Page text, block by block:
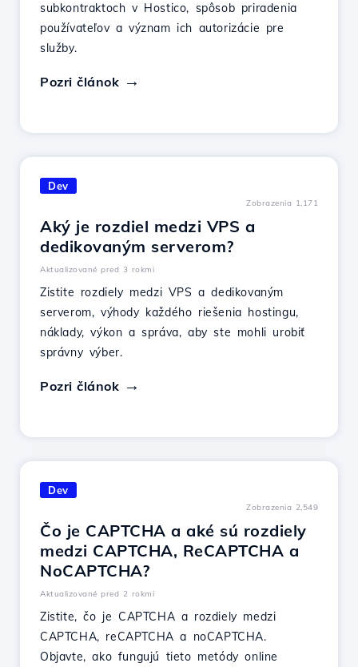
subkontraktoch v Hostico, spôsob priradenia
používateľov a význam ich autorizácie pre
služby.
Pozri článok
Dev
Zobrazenia 1,171
Aký je rozdiel medzi VPS a
dedikovaným serverom?
Aktualizované pred 3 rokmi
Zistite rozdiely medzi VPS a dedikovaným
serverom, výhody každého riešenia hostingu,
náklady, výkon a správa, aby ste mohli urobiť
správny výber.
Pozri článok
Dev
Zobrazenia 2,549
Čo je CAPTCHA a aké sú rozdiely
medzi CAPTCHA, ReCAPTCHA a
NoCAPTCHA?
Aktualizované pred 2 rokmi
Zistite, čo je CAPTCHA a rozdiely medzi
CAPTCHA, reCAPTCHA a noCAPTCHA.
Objavte, ako fungujú tieto metódy online